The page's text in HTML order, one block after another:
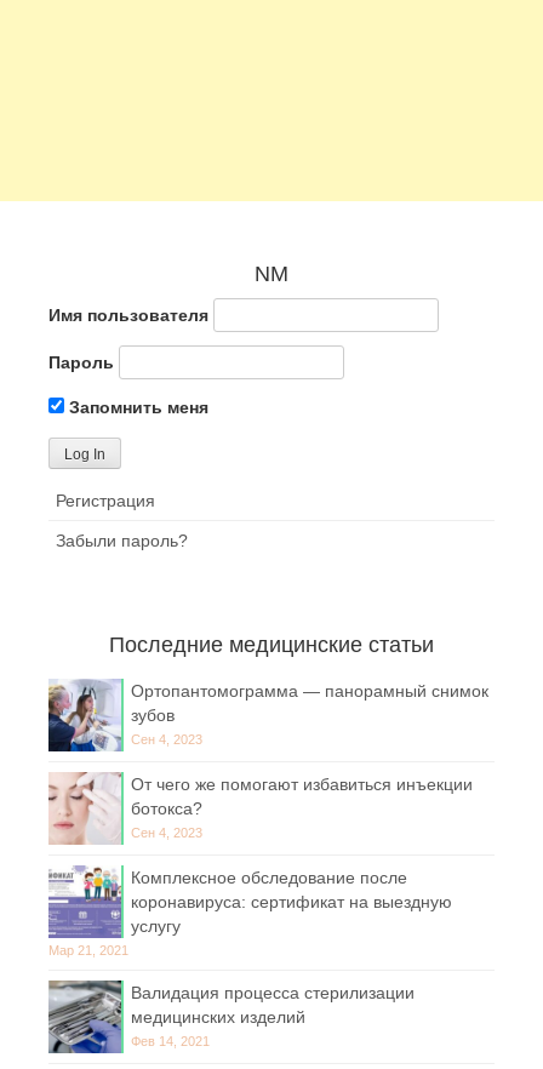
NM
Имя пользователя
Пароль
Запомнить меня
Регистрация
Забыли пароль?
Последние медицинские статьи
Ортопантомограмма — панорамный снимок
зубов
Сен 4, 2023
От чего же помогают избавиться инъекции
ботокса?
Сен 4, 2023
Комплексное обследование после
коронавируса: сертификат на выездную
услугу
Мар 21, 2021
Валидация процесса стерилизации
медицинских изделий
Фев 14, 2021